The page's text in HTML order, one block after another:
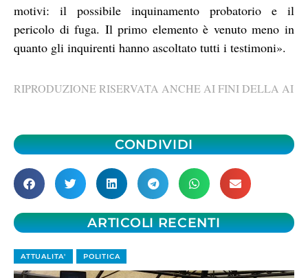
motivi: il possibile inquinamento probatorio e il
pericolo di fuga. Il primo elemento è venuto meno in
quanto gli inquirenti hanno ascoltato tutti i testimoni».
RIPRODUZIONE RISERVATA ANCHE AI FINI DELLA AI
CONDIVIDI
ARTICOLI RECENTI
ATTUALITA' POLITICA